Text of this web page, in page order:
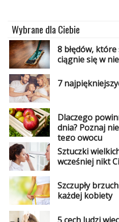
Wybrane dla Ciebie
8 błędów,
ciągnie się w
7
Dlaczego
dnia? Poznaj
tego owocu
Sztuczki
wcześniej nikt
Szczupły
każdej kobiety
5 cech ludzi